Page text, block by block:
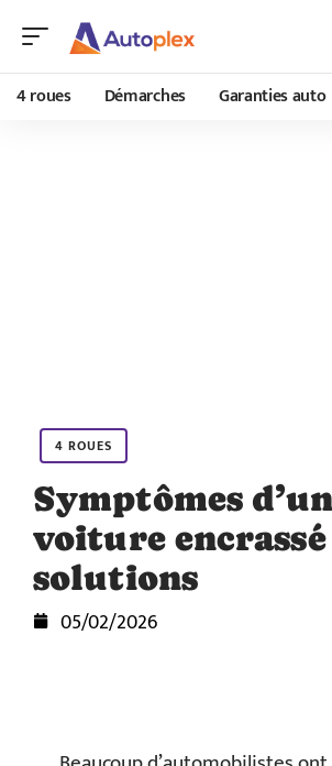
4 roues Démarches Garanties auto
4 ROUES
Symptômes
voiture
solutions
05/02/2026